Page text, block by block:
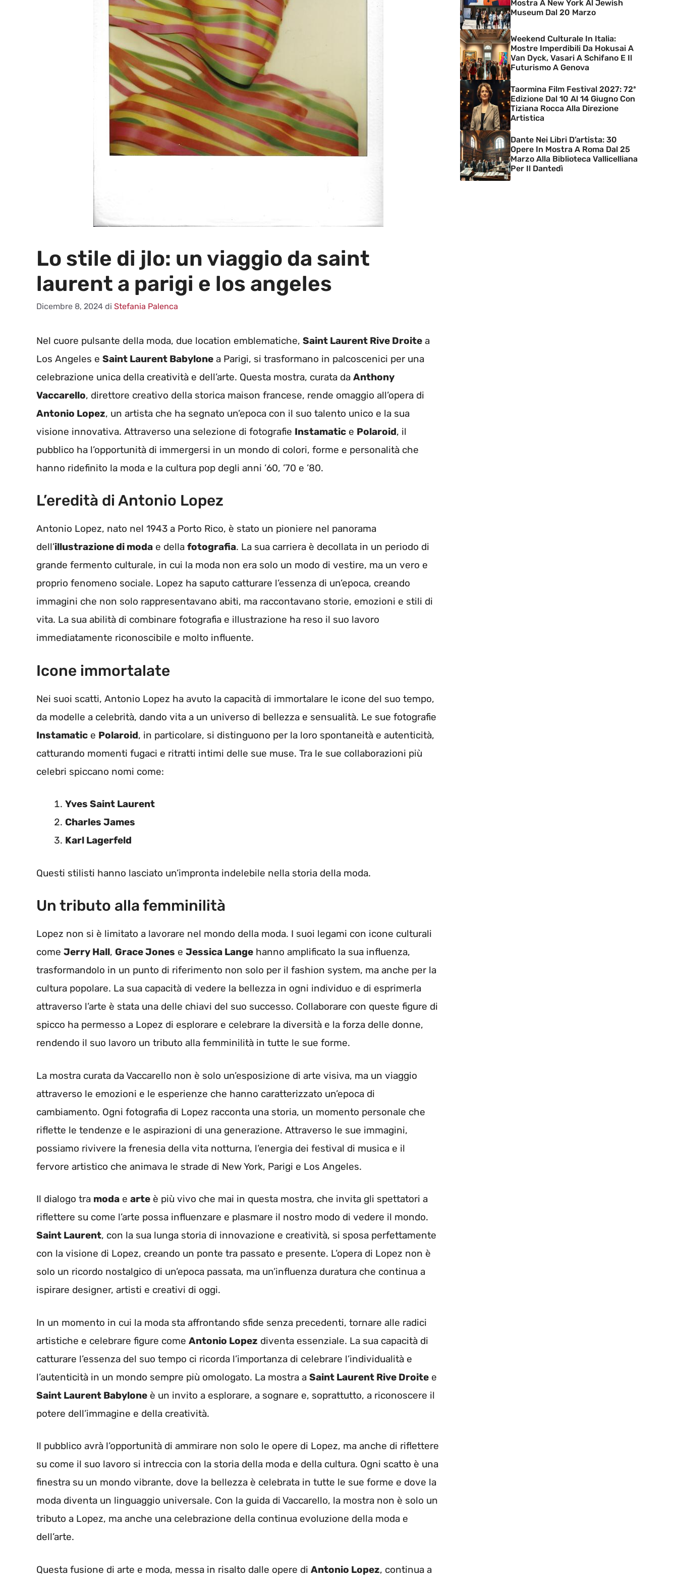
Lo stile di jlo: un viaggio da saint
laurent a parigi e los angeles
Dicembre 8, 2024 di Stefania Palenca
Nel cuore pulsante della moda, due location emblematiche, Saint Laurent Rive Droite a
Los Angeles e Saint Laurent Babylone a Parigi, si trasformano in palcoscenici per una
celebrazione unica della creatività e dell’arte. Questa mostra, curata da Anthony
Vaccarello, direttore creativo della storica maison francese, rende omaggio all’opera di
Antonio Lopez, un artista che ha segnato un’epoca con il suo talento unico e la sua
visione innovativa. Attraverso una selezione di fotografie Instamatic e Polaroid, il
pubblico ha l’opportunità di immergersi in un mondo di colori, forme e personalità che
hanno ridefinito la moda e la cultura pop degli anni ’60, ’70 e ’80.
L’eredità di Antonio Lopez
Antonio Lopez, nato nel 1943 a Porto Rico, è stato un pioniere nel panorama
dell’illustrazione di moda e della fotografia. La sua carriera è decollata in un periodo di
grande fermento culturale, in cui la moda non era solo un modo di vestire, ma un vero e
proprio fenomeno sociale. Lopez ha saputo catturare l’essenza di un’epoca, creando
immagini che non solo rappresentavano abiti, ma raccontavano storie, emozioni e stili di
vita. La sua abilità di combinare fotografia e illustrazione ha reso il suo lavoro
immediatamente riconoscibile e molto influente.
Icone immortalate
Nei suoi scatti, Antonio Lopez ha avuto la capacità di immortalare le icone del suo tempo,
da modelle a celebrità, dando vita a un universo di bellezza e sensualità. Le sue fotografie
Instamatic e Polaroid, in particolare, si distinguono per la loro spontaneità e autenticità,
catturando momenti fugaci e ritratti intimi delle sue muse. Tra le sue collaborazioni più
celebri spiccano nomi come:
Yves Saint Laurent
Charles James
Karl Lagerfeld
Questi stilisti hanno lasciato un’impronta indelebile nella storia della moda.
Un tributo alla femminilità
Lopez non si è limitato a lavorare nel mondo della moda. I suoi legami con icone culturali
come Jerry Hall, Grace Jones e Jessica Lange hanno amplificato la sua influenza,
trasformandolo in un punto di riferimento non solo per il fashion system, ma anche per la
cultura popolare. La sua capacità di vedere la bellezza in ogni individuo e di esprimerla
attraverso l’arte è stata una delle chiavi del suo successo. Collaborare con queste figure di
spicco ha permesso a Lopez di esplorare e celebrare la diversità e la forza delle donne,
rendendo il suo lavoro un tributo alla femminilità in tutte le sue forme.
La mostra curata da Vaccarello non è solo un’esposizione di arte visiva, ma un viaggio
attraverso le emozioni e le esperienze che hanno caratterizzato un’epoca di
cambiamento. Ogni fotografia di Lopez racconta una storia, un momento personale che
riflette le tendenze e le aspirazioni di una generazione. Attraverso le sue immagini,
possiamo rivivere la frenesia della vita notturna, l’energia dei festival di musica e il
fervore artistico che animava le strade di New York, Parigi e Los Angeles.
Il dialogo tra moda e arte è più vivo che mai in questa mostra, che invita gli spettatori a
riflettere su come l’arte possa influenzare e plasmare il nostro modo di vedere il mondo.
Saint Laurent, con la sua lunga storia di innovazione e creatività, si sposa perfettamente
con la visione di Lopez, creando un ponte tra passato e presente. L’opera di Lopez non è
solo un ricordo nostalgico di un’epoca passata, ma un’influenza duratura che continua a
ispirare designer, artisti e creativi di oggi.
In un momento in cui la moda sta affrontando sfide senza precedenti, tornare alle radici
artistiche e celebrare figure come Antonio Lopez diventa essenziale. La sua capacità di
catturare l’essenza del suo tempo ci ricorda l’importanza di celebrare l’individualità e
l’autenticità in un mondo sempre più omologato. La mostra a Saint Laurent Rive Droite e
Saint Laurent Babylone è un invito a esplorare, a sognare e, soprattutto, a riconoscere il
potere dell’immagine e della creatività.
Il pubblico avrà l’opportunità di ammirare non solo le opere di Lopez, ma anche di riflettere
su come il suo lavoro si intreccia con la storia della moda e della cultura. Ogni scatto è una
finestra su un mondo vibrante, dove la bellezza è celebrata in tutte le sue forme e dove la
moda diventa un linguaggio universale. Con la guida di Vaccarello, la mostra non è solo un
tributo a Lopez, ma anche una celebrazione della continua evoluzione della moda e
dell’arte.
Questa fusione di arte e moda, messa in risalto dalle opere di Antonio Lopez, continua a
Mostra A New York Al Jewish
Museum Dal 20 Marzo
Weekend Culturale In Italia:
Mostre Imperdibili Da Hokusai A
Van Dyck, Vasari A Schifano E Il
Futurismo A Genova
Taormina Film Festival 2027: 72ª
Edizione Dal 10 Al 14 Giugno Con
Tiziana Rocca Alla Direzione
Artistica
Dante Nei Libri D’artista: 30
Opere In Mostra A Roma Dal 25
Marzo Alla Biblioteca Vallicelliana
Per Il Dantedì